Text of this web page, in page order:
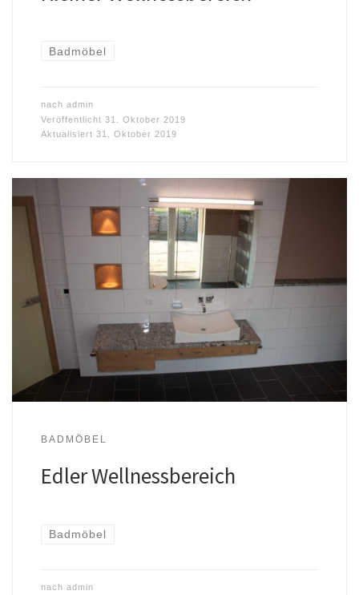
Badmöbel
nach admin
Veröffentlicht 31. Oktober 2019
Aktualisiert 31. Oktober 2019
BADMÖBEL
Edler Wellnessbereich
Badmöbel
nach admin